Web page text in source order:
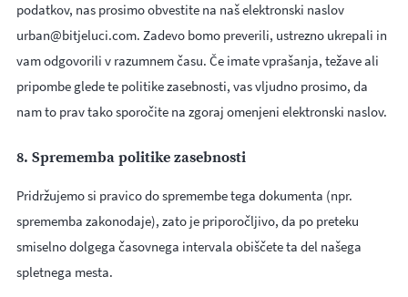
podatkov, nas prosimo obvestite na naš elektronski naslov
urban@bitjeluci.com. Zadevo bomo preverili, ustrezno ukrepali in
vam odgovorili v razumnem času. Če imate vprašanja, težave ali
pripombe glede te politike zasebnosti, vas vljudno prosimo, da
nam to prav tako sporočite na zgoraj omenjeni elektronski naslov.
8. Sprememba politike zasebnosti
Pridržujemo si pravico do spremembe tega dokumenta (npr.
sprememba zakonodaje), zato je priporočljivo, da po preteku
smiselno dolgega časovnega intervala obiščete ta del našega
spletnega mesta.